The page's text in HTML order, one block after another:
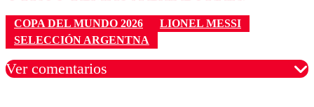
COPA DEL MUNDO 2026
LIONEL MESSI
SELECCIÓN ARGENTNA
Ver comentarios